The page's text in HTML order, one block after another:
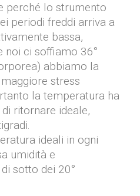
perché lo strumento
periodi freddi arriva a
bassa,
noi ci soffiamo 36°
abbiamo la
stress
la temperatura ha
ritornare ideale,
ideali in ogni
umidità e
sotto dei 20°